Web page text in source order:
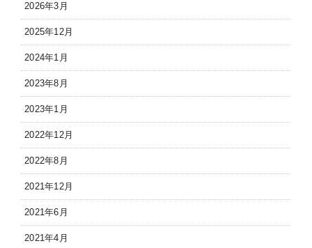
2026年3月
2025年12月
2024年1月
2023年8月
2023年1月
2022年12月
2022年8月
2021年12月
2021年6月
2021年4月